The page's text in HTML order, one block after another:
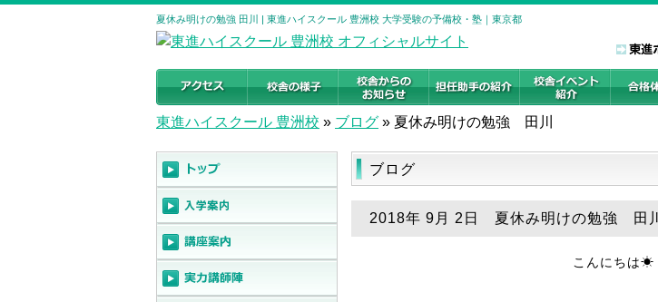
夏休み明けの勉強 田川 | 東進ハイスクール 豊洲校 大学受験の予備校・塾｜東京都
東進ハイスクール 豊洲校 » ブログ » 夏休み明けの勉強 田川
ブログ
2018年 9月 2日 夏休み明けの勉強 田川
こんにちは☀